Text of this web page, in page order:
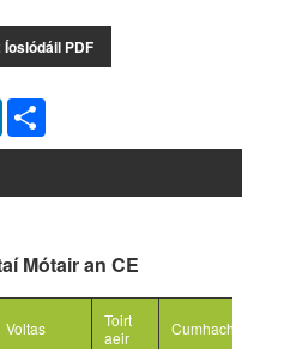
Íoslódáil PDF
LinkedIn
Mótair an CE
Voltas
Toirt
aeir
Cumhacht